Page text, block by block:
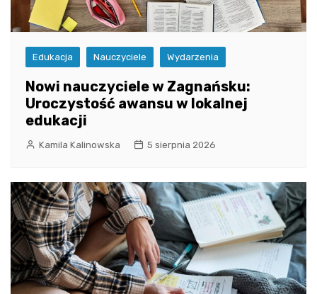
Edukacja Nauczyciele Wydarzenia
Nowi nauczyciele w Zagnańsku:
Uroczystość awansu w lokalnej
edukacji
Kamila Kalinowska 5 sierpnia 2026